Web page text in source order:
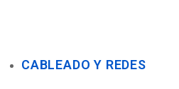
CABLEADO Y REDES